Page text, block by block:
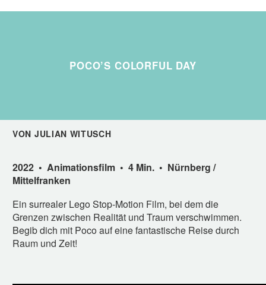
POCO’S COLORFUL DAY
VON JULIAN WITUSCH
2022 • Animationsfilm • 4 Min. • Nürnberg /
Mittelfranken
Ein surrealer Lego Stop-Motion Film, bei dem die
Grenzen zwischen Realität und Traum verschwimmen.
Begib dich mit Poco auf eine fantastische Reise durch
Raum und Zeit!